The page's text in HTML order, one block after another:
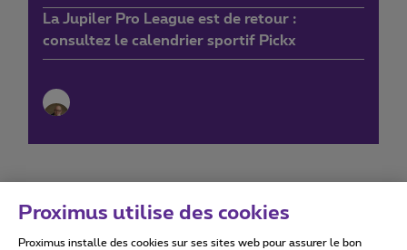
La Jupiler Pro League est de retour :
consultez le calendrier sportif Pickx
Proximus utilise des cookies
Proximus installe des cookies sur ses sites web pour assurer le bon